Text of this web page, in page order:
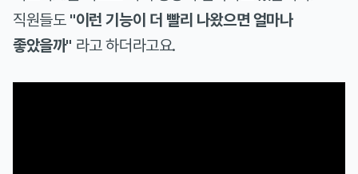
직원들도 "이런 기능이 더 빨리 나왔으면 얼마나
좋았을까" 라고 하더라고요.